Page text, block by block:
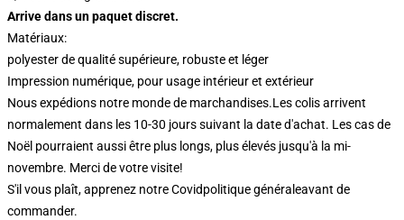
Arrive dans un paquet discret.
Matériaux:
polyester de qualité supérieure, robuste et léger
Impression numérique, pour usage intérieur et extérieur
Nous expédions notre monde de marchandises.Les colis arrivent
normalement dans les 10-30 jours suivant la date d'achat. Les cas de
Noël pourraient aussi être plus longs, plus élevés jusqu'à la mi-
novembre. Merci de votre visite!
S'il vous plaît, apprenez notre Covidpolitique généraleavant de
commander.